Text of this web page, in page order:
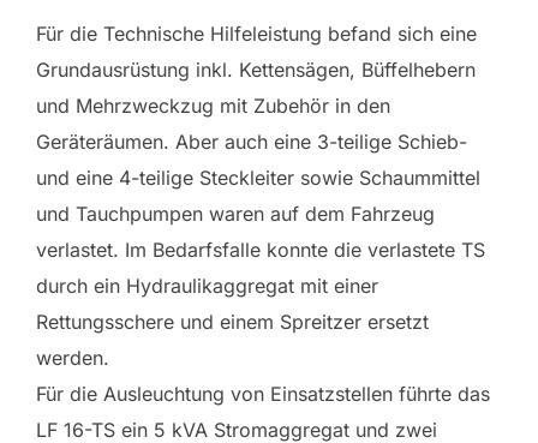
Für die Technische Hilfeleistung befand sich eine
Grundausrüstung inkl. Kettensägen, Büffelhebern
und Mehrzweckzug mit Zubehör in den
Geräteräumen. Aber auch eine 3-teilige Schieb-
und eine 4-teilige Steckleiter sowie Schaummittel
und Tauchpumpen waren auf dem Fahrzeug
verlastet. Im Bedarfsfalle konnte die verlastete TS
durch ein Hydraulikaggregat mit einer
Rettungsschere und einem Spreitzer ersetzt
werden.
Für die Ausleuchtung von Einsatzstellen führte das
LF 16-TS ein 5 kVA Stromaggregat und zwei